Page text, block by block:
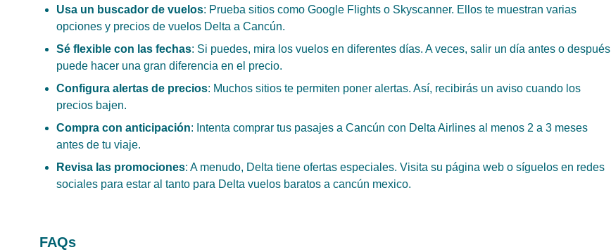
Usa un buscador de vuelos: Prueba sitios como Google Flights o Skyscanner. Ellos te muestran varias
opciones y precios de vuelos Delta a Cancún.
Sé flexible con las fechas: Si puedes, mira los vuelos en diferentes días. A veces, salir un día antes o después
puede hacer una gran diferencia en el precio.
Configura alertas de precios: Muchos sitios te permiten poner alertas. Así, recibirás un aviso cuando los
precios bajen.
Compra con anticipación: Intenta comprar tus pasajes a Cancún con Delta Airlines al menos 2 a 3 meses
antes de tu viaje.
Revisa las promociones: A menudo, Delta tiene ofertas especiales. Visita su página web o síguelos en redes
sociales para estar al tanto para Delta vuelos baratos a cancún mexico.
FAQs